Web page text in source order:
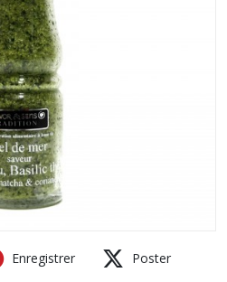
Enregistrer Poster